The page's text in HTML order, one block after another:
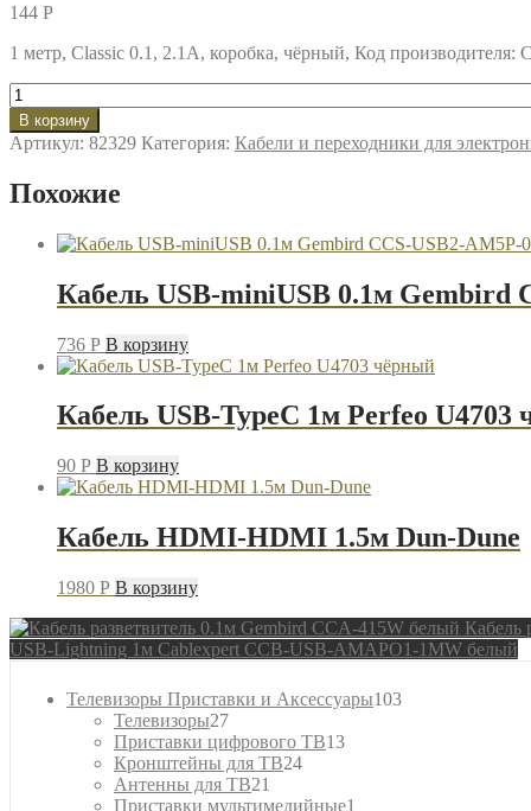
144 P
1 метр, Classic 0.1, 2.1A, коробка, чёрный, Код
Количество
товара
Кабель
USB-
1м
CCB-
AMAPO1-
В корзину
Артикул: 82329 Категория: Кабели и переходники для
Похожие
Кабель USB-miniUSB 0.1м Gembird
736 P В корзину
Кабель USB-TypeC 1м Perfeo U4703
90 P В корзину
Кабель HDMI-HDMI 1.5м Dun-Dune
1980 P В корзину
Кабель
USB-Lightning 1м Cablexpert CCB-USB-AMAPO1-1MW белый
Телевизоры Приставки и Аксессуары103103
Телевизоры2727
товаров
Приставки цифрового ТВ1313
Кронштейны для ТВ2424
Антенны для ТВ21
товар
Приставки мультимедийные1